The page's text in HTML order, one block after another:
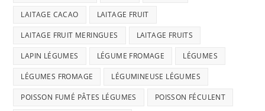
LAITAGE CACAO LAITAGE FRUIT
LAITAGE FRUIT MERINGUES LAITAGE FRUITS
LAPIN LÉGUMES LÉGUME FROMAGE LÉGUMES
LÉGUMES FROMAGE LÉGUMINEUSE LÉGUMES
POISSON FUMÉ PÂTES LÉGUMES POISSON FÉCULENT